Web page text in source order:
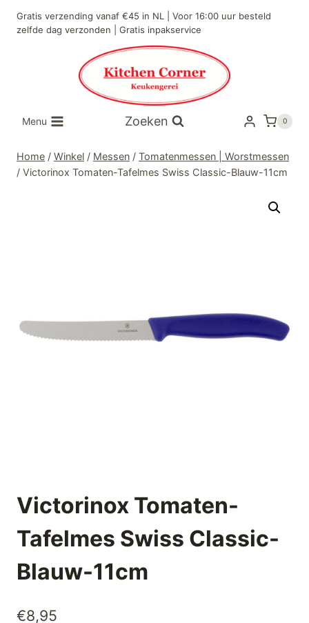
naar
Gratis verzending vanaf €45 in NL | Voor 16:00 uur besteld
zelfde dag verzonden | Gratis inpakservice
Menu Zoeken 0
Home / Winkel / Messen / Tomatenmessen | Worstmessen
/ Victorinox Tomaten-Tafelmes Swiss Classic-Blauw-11cm
Victorinox Tomaten-
Tafelmes Swiss Classic-
Blauw-11cm
€8,95